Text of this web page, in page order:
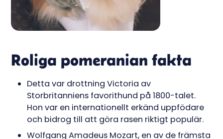
Roliga pomeranian fakta
Detta var drottning Victoria av
Storbritanniens favorithund på 1800-talet.
Hon var en internationellt erkänd uppfödare
och bidrog till att göra rasen riktigt populär.
Wolfgang Amadeus Mozart, en av de främsta